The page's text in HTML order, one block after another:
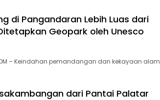
di Pangandaran Lebih Luas dari
Geopark oleh Unesco
– Keindahan pemandangan dan kekayaan alam
dari Pantai Palatar